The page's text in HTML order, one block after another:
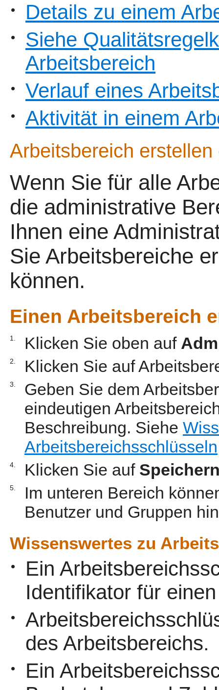
• Details zu einem
•
Siehe
Arbeitsbereich
• Verlauf eines
• Aktivität in einem
Arbeitsbereich
Wenn Sie für alle
die administrative
Ihnen eine
Sie Arbeitsbereiche
können.
Einen Arbeitsbereich
1. Klicken Sie oben auf
2. Klicken Sie auf
3.
Geben Sie dem
eindeutigen
Beschreibung. Siehe
Arbeitsbereichsschlüsseln
4. Klicken Sie auf
5.
Im unteren Bereich
Benutzer und Gruppen
Wissenswertes zu
•
Ein
Identifikator für
•
des Arbeitsbereichs.
•
Ein